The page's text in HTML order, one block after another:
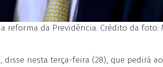
reforma da Previdência. Crédito da foto:
disse nesta terça-feira (28), que pedirá